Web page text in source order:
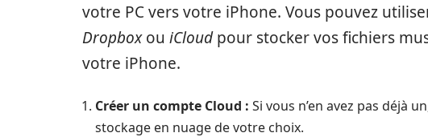
votre PC vers votre iPhone. Vous pouvez
Dropboxou iCloudpour stocker vos fichiers
votre iPhone.
Créer un compte Cloud : Si vous n’en avez pas déjà
stockage en nuage de votre choix.